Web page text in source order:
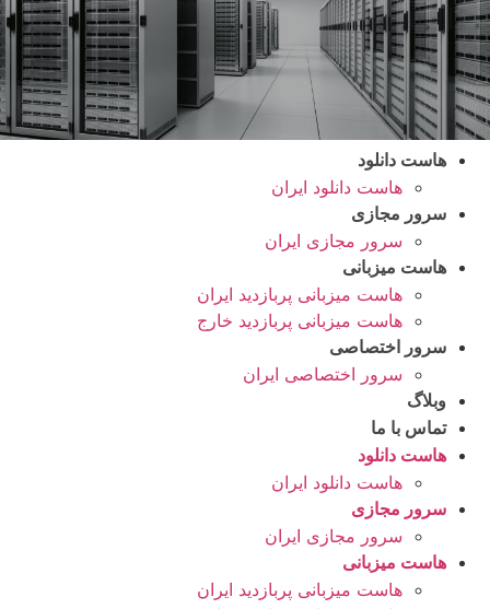
هاست دانلود
هاست دانلود ایران
سرور مجازی
سرور مجازی ایران
هاست میزبانی
هاست میزبانی پربازدید ایران
هاست میزبانی پربازدید خارج
سرور اختصاصی
سرور اختصاصی ایران
وبلاگ
تماس با ما
هاست دانلود
هاست دانلود ایران
سرور مجازی
سرور مجازی ایران
هاست میزبانی
هاست میزبانی پربازدید ایران